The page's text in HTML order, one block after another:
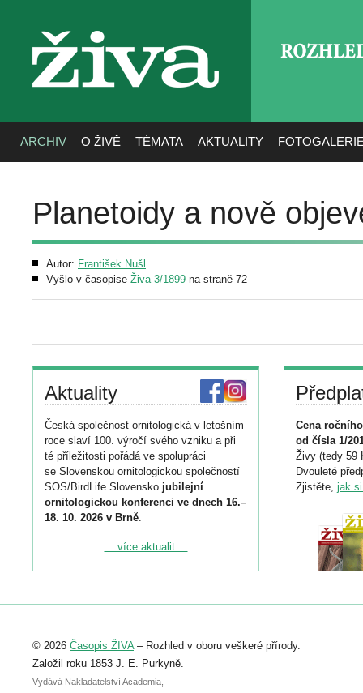
živa
ARCHIV O ŽIVĚ TÉMATA AKTUALITY
Planetoidy a nově
Autor: František Nušl
Vyšlo v časopise Živa 3/1899 na straně 72
Aktuality
Česká společnost ornitologická v letošním
roce slaví 100. výročí svého vzniku a při
té příležitosti pořádá ve spolupráci
se Slovenskou ornitologickou společností
SOS/BirdLife Slovensko jubilejní
ornitologickou konferenci ve dnech 16.–
18. 10. 2026 v Brně.
Podrobnější informace ke konferenci
Registrovat se můžete do 6. září.
abstraktu přihlášené přednášky nebo
posteru je už 30. června.
... více aktualit ...
Cena
od čísla 1/
Živy (tedy 59
Dvouleté
Zjistěte, jak
© 2026 Časopis ŽIVA– Rozhled v oboru veškeré přírody.
Založil roku 1853 J. E. Purkyně.
Vydává Nakladatelství Academia,